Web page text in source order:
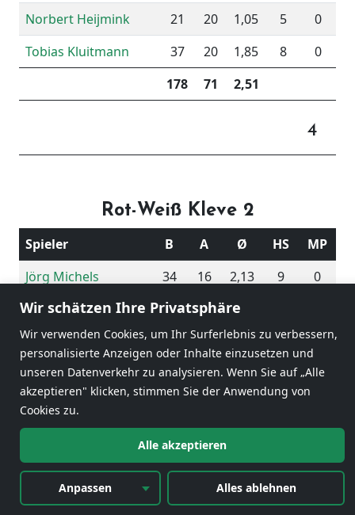
Wir schätzen Ihre Privatsphäre
Wir verwenden Cookies, um Ihr Surferlebnis zu verbessern,
personalisierte Anzeigen oder Inhalte einzusetzen und
unseren Datenverkehr zu analysieren. Wenn Sie auf „Alle
akzeptieren" klicken, stimmen Sie der Anwendung von
Cookies zu.
Anpassen Alles ablehnen
Alle akzeptieren
Norbert Heijmink
21 20 1,05 5
0
Tobias Kluitmann
37 20 1,85 8
0
178
71 2,51
4
Rot-Weiß Kleve 2
Spieler B A Ø HS
MP
Jörg Michels
34 16 2,13 9
0
Michael Janssen
19 15 1,27
Roland Stift
30 20 1,50 6
2
Karl-Heinz Gürth
41 20 2,05 6
2